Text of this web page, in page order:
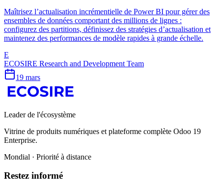
Maîtrisez l’actualisation incrémentielle de Power BI pour gérer des
ensembles de données comportant des millions de lignes :
configurez des partitions, définissez des stratégies d’actualisation et
maintenez des performances de modèle rapides à grande échelle.
E
ECOSIRE Research and Development Team
19 mars
Leader de l'écosystème
Vitrine de produits numériques et plateforme complète Odoo 19
Enterprise.
Mondial · Priorité à distance
Restez informé